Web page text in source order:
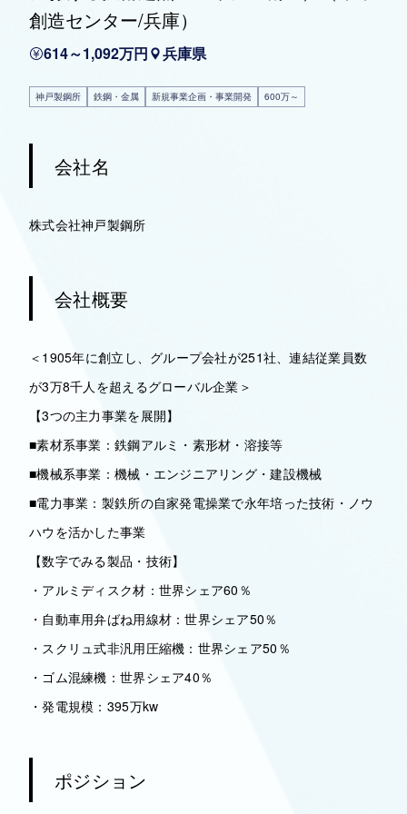
創造センター/兵庫）
614～1,092万円 兵庫県
神戸製鋼所 鉄鋼・金属 新規事業企画・事業開発 600万～
会社名
株式会社神戸製鋼所
会社概要
＜1905年に創立し、グループ会社が251社、連結従業員数
が3万8千人を超えるグローバル企業＞
【3つの主力事業を展開】
■素材系事業：鉄鋼アルミ・素形材・溶接等
■機械系事業：機械・エンジニアリング・建設機械
■電力事業：製鉄所の⾃家発電操業で永年培った技術・ノウ
ハウを活かした事業
【数字でみる製品・技術】
・アルミディスク材：世界シェア60％
・自動車用弁ばね用線材：世界シェア50％
・スクリュ式非汎用圧縮機：世界シェア50％
・ゴム混練機：世界シェア40％
・発電規模：395万kw
ポジション